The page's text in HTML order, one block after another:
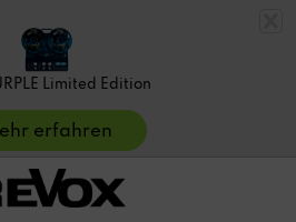
Limited Edition
erfahren